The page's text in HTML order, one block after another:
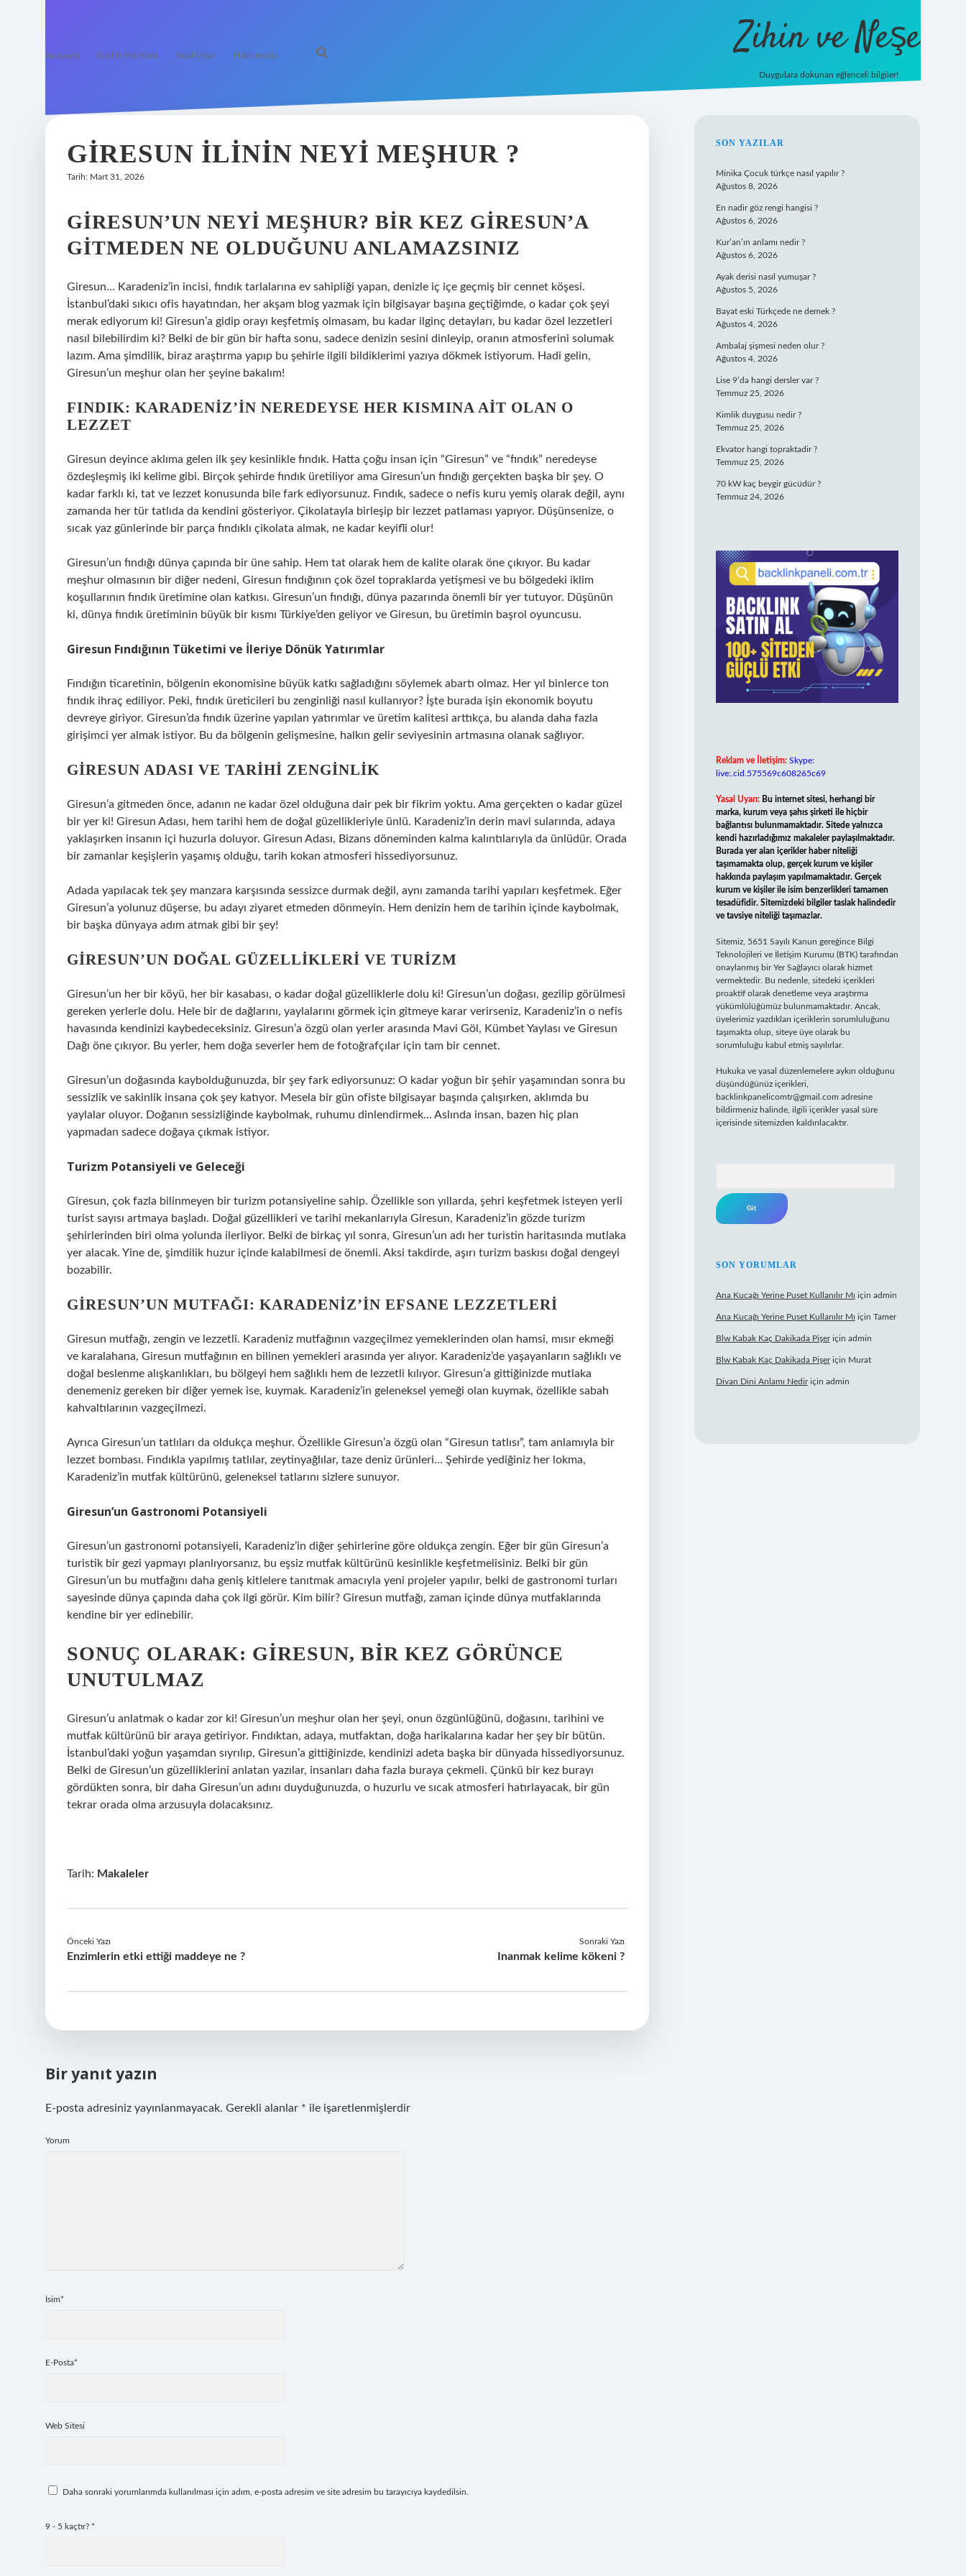
Anasayfa Gizlilik Politikası Yasal Uyarı Hakkımızda Zihin ve Neşe
Duygulara dokunan eğlenceli bilgiler!
GIRESUN ILININ NEYI MEŞHUR ?
Tarih: Mart 31, 2026
GIRESUN’UN NEYI MEŞHUR? BIR KEZ GIRESUN’A
GITMEDEN NE OLDUĞUNU ANLAMAZSINIZ
Giresun… Karadeniz’in incisi, fındık tarlalarına ev sahipliği yapan, denizle iç içe geçmiş bir cennet köşesi.
İstanbul’daki sıkıcı ofis hayatından, her akşam blog yazmak için bilgisayar başına geçtiğimde, o kadar çok şeyi
merak ediyorum ki! Giresun’a gidip orayı keşfetmiş olmasam, bu kadar ilginç detayları, bu kadar özel lezzetleri
nasıl bilebilirdim ki? Belki de bir gün bir hafta sonu, sadece denizin sesini dinleyip, oranın atmosferini solumak
lazım. Ama şimdilik, biraz araştırma yapıp bu şehirle ilgili bildiklerimi yazıya dökmek istiyorum. Hadi gelin,
Giresun’un meşhur olan her şeyine bakalım!
FINDIK: KARADENIZ’IN NEREDEYSE HER KISMINA AIT OLAN O
LEZZET
Giresun deyince aklıma gelen ilk şey kesinlikle fındık. Hatta çoğu insan için “Giresun” ve “fındık” neredeyse
özdeşleşmiş iki kelime gibi. Birçok şehirde fındık üretiliyor ama Giresun’un fındığı gerçekten başka bir şey. O
kadar farklı ki, tat ve lezzet konusunda bile fark ediyorsunuz. Fındık, sadece o nefis kuru yemiş olarak değil, aynı
zamanda her tür tatlıda da kendini gösteriyor. Çikolatayla birleşip bir lezzet patlaması yapıyor. Düşünsenize, o
sıcak yaz günlerinde bir parça fındıklı çikolata almak, ne kadar keyifli olur!
Giresun’un fındığı dünya çapında bir üne sahip. Hem tat olarak hem de kalite olarak öne çıkıyor. Bu kadar
meşhur olmasının bir diğer nedeni, Giresun fındığının çok özel topraklarda yetişmesi ve bu bölgedeki iklim
koşullarının fındık üretimine olan katkısı. Giresun’un fındığı, dünya pazarında önemli bir yer tutuyor. Düşünün
ki, dünya fındık üretiminin büyük bir kısmı Türkiye’den geliyor ve Giresun, bu üretimin başrol oyuncusu.
Giresun Fındığının Tüketimi ve İleriye Dönük Yatırımlar
Fındığın ticaretinin, bölgenin ekonomisine büyük katkı sağladığını söylemek abartı olmaz. Her yıl binlerce ton
fındık ihraç ediliyor. Peki, fındık üreticileri bu zenginliği nasıl kullanıyor? İşte burada işin ekonomik boyutu
devreye giriyor. Giresun’da fındık üzerine yapılan yatırımlar ve üretim kalitesi arttıkça, bu alanda daha fazla
girişimci yer almak istiyor. Bu da bölgenin gelişmesine, halkın gelir seviyesinin artmasına olanak sağlıyor.
GIRESUN ADASI VE TARIHI ZENGINLIK
Giresun’a gitmeden önce, adanın ne kadar özel olduğuna dair pek bir fikrim yoktu. Ama gerçekten o kadar güzel
bir yer ki! Giresun Adası, hem tarihi hem de doğal güzellikleriyle ünlü. Karadeniz’in derin mavi sularında, adaya
yaklaşırken insanın içi huzurla doluyor. Giresun Adası, Bizans döneminden kalma kalıntılarıyla da ünlüdür. Orada
bir zamanlar keşişlerin yaşamış olduğu, tarih kokan atmosferi hissediyorsunuz.
Adada yapılacak tek şey manzara karşısında sessizce durmak değil, aynı zamanda tarihi yapıları keşfetmek. Eğer
Giresun’a yolunuz düşerse, bu adayı ziyaret etmeden dönmeyin. Hem denizin hem de tarihin içinde kaybolmak,
bir başka dünyaya adım atmak gibi bir şey!
GIRESUN’UN DOĞAL GÜZELLIKLERI VE TURIZM
Giresun’un her bir köyü, her bir kasabası, o kadar doğal güzelliklerle dolu ki! Giresun’un doğası, gezilip görülmesi
gereken yerlerle dolu. Hele bir de dağlarını, yaylalarını görmek için gitmeye karar verirseniz, Karadeniz’in o nefis
havasında kendinizi kaybedeceksiniz. Giresun’a özgü olan yerler arasında Mavi Göl, Kümbet Yaylası ve Giresun
Dağı öne çıkıyor. Bu yerler, hem doğa severler hem de fotoğrafçılar için tam bir cennet.
Giresun’un doğasında kaybolduğunuzda, bir şey fark ediyorsunuz: O kadar yoğun bir şehir yaşamından sonra bu
sessizlik ve sakinlik insana çok şey katıyor. Mesela bir gün ofiste bilgisayar başında çalışırken, aklımda bu
yaylalar oluyor. Doğanın sessizliğinde kaybolmak, ruhumu dinlendirmek… Aslında insan, bazen hiç plan
yapmadan sadece doğaya çıkmak istiyor.
Turizm Potansiyeli ve Geleceği
Giresun, çok fazla bilinmeyen bir turizm potansiyeline sahip. Özellikle son yıllarda, şehri keşfetmek isteyen yerli
turist sayısı artmaya başladı. Doğal güzellikleri ve tarihi mekanlarıyla Giresun, Karadeniz’in gözde turizm
şehirlerinden biri olma yolunda ilerliyor. Belki de birkaç yıl sonra, Giresun’un adı her turistin haritasında mutlaka
yer alacak. Yine de, şimdilik huzur içinde kalabilmesi de önemli. Aksi takdirde, aşırı turizm baskısı doğal dengeyi
bozabilir.
GIRESUN’UN MUTFAĞI: KARADENIZ’IN EFSANE LEZZETLERI
Giresun mutfağı, zengin ve lezzetli. Karadeniz mutfağının vazgeçilmez yemeklerinden olan hamsi, mısır ekmeği
ve karalahana, Giresun mutfağının en bilinen yemekleri arasında yer alıyor. Karadeniz’de yaşayanların sağlıklı ve
doğal beslenme alışkanlıkları, bu bölgeyi hem sağlıklı hem de lezzetli kılıyor. Giresun’a gittiğinizde mutlaka
denemeniz gereken bir diğer yemek ise, kuymak. Karadeniz’in geleneksel yemeği olan kuymak, özellikle sabah
kahvaltılarının vazgeçilmezi.
Ayrıca Giresun’un tatlıları da oldukça meşhur. Özellikle Giresun’a özgü olan “Giresun tatlısı”, tam anlamıyla bir
lezzet bombası. Fındıkla yapılmış tatlılar, zeytinyağlılar, taze deniz ürünleri… Şehirde yediğiniz her lokma,
Karadeniz’in mutfak kültürünü, geleneksel tatlarını sizlere sunuyor.
Giresun’un Gastronomi Potansiyeli
Giresun’un gastronomi potansiyeli, Karadeniz’in diğer şehirlerine göre oldukça zengin. Eğer bir gün Giresun’a
turistik bir gezi yapmayı planlıyorsanız, bu eşsiz mutfak kültürünü kesinlikle keşfetmelisiniz. Belki bir gün
Giresun’un bu mutfağını daha geniş kitlelere tanıtmak amacıyla yeni projeler yapılır, belki de gastronomi turları
sayesinde dünya çapında daha çok ilgi görür. Kim bilir? Giresun mutfağı, zaman içinde dünya mutfaklarında
kendine bir yer edinebilir.
SONUÇ OLARAK: GIRESUN, BIR KEZ GÖRÜNCE
UNUTULMAZ
Giresun’u anlatmak o kadar zor ki! Giresun’un meşhur olan her şeyi, onun özgünlüğünü, doğasını, tarihini ve
mutfak kültürünü bir araya getiriyor. Fındıktan, adaya, mutfaktan, doğa harikalarına kadar her şey bir bütün.
İstanbul’daki yoğun yaşamdan sıyrılıp, Giresun’a gittiğinizde, kendinizi adeta başka bir dünyada hissediyorsunuz.
Belki de Giresun’un güzelliklerini anlatan yazılar, insanları daha fazla buraya çekmeli. Çünkü bir kez burayı
gördükten sonra, bir daha Giresun’un adını duyduğunuzda, o huzurlu ve sıcak atmosferi hatırlayacak, bir gün
tekrar orada olma arzusuyla dolacaksınız.
Tarih: Makaleler
Önceki Yazı
Enzimlerin etki ettiği maddeye ne ?
Sonraki Yazı
Inanmak kelime kökeni ?
Bir yanıt yazın
E-posta adresiniz yayınlanmayacak. Gerekli alanlar * ile işaretlenmişlerdir
Yorum
İsim*
E-Posta*
Web Sitesi
Daha sonraki yorumlarımda kullanılması için adım, e-posta adresim ve site adresim bu tarayıcıya kaydedilsin.
9 - 5 kaçtır? *
SIDEBAR
SON YAZILAR
Minika Çocuk türkçe nasıl yapılır ?
Ağustos 8, 2026
En nadir göz rengi hangisi ?
Ağustos 6, 2026
Kur’an’ın anlamı nedir ?
Ağustos 6, 2026
Ayak derisi nasıl yumuşar ?
Ağustos 5, 2026
Bayat eski Türkçede ne demek ?
Ağustos 4, 2026
Ambalaj şişmesi neden olur ?
Ağustos 4, 2026
Lise 9’da hangi dersler var ?
Temmuz 25, 2026
Kimlik duygusu nedir ?
Temmuz 25, 2026
Ekvator hangi topraktadir ?
Temmuz 25, 2026
70 kW kaç beygir gücüdür ?
Temmuz 24, 2026
Reklam ve İletişim: Skype:
live:.cid.575569c608265c69
Yasal Uyarı: Bu internet sitesi, herhangi bir
marka, kurum veya şahıs şirketi ile hiçbir
bağlantısı bulunmamaktadır. Sitede yalnızca
kendi hazırladığımız makaleler paylaşılmaktadır.
Burada yer alan içerikler haber niteliği
taşımamakta olup, gerçek kurum ve kişiler
hakkında paylaşım yapılmamaktadır. Gerçek
kurum ve kişiler ile isim benzerlikleri tamamen
tesadüfidir. Sitemizdeki bilgiler taslak halindedir
ve tavsiye niteliği taşımazlar.
Sitemiz, 5651 Sayılı Kanun gereğince Bilgi
Teknolojileri ve İletişim Kurumu (BTK) tarafından
onaylanmış bir Yer Sağlayıcı olarak hizmet
vermektedir. Bu nedenle, sitedeki içerikleri
proaktif olarak denetleme veya araştırma
yükümlülüğümüz bulunmamaktadır. Ancak,
üyelerimiz yazdıkları içeriklerin sorumluluğunu
taşımakta olup, siteye üye olarak bu
sorumluluğu kabul etmiş sayılırlar.
Hukuka ve yasal düzenlemelere aykırı olduğunu
düşündüğünüz içerikleri,
backlinkpanelicomtr@gmail.com adresine
bildirmeniz halinde, ilgili içerikler yasal süre
içerisinde sitemizden kaldırılacaktır.
SON YORUMLAR
Ana Kucağı Yerine Puset Kullanılır Mı için admin
Ana Kucağı Yerine Puset Kullanılır Mı için Tamer
Blw Kabak Kaç Dakikada Pişeriçin admin
Blw Kabak Kaç Dakikada Pişeriçin Murat
Divan Dini Anlamı Nediriçin admin